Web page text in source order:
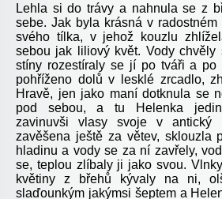
Lehla si do trávy a nahnula se z
sebe. Jak byla krásná v
svého tílka, v jehož kouzlu
sebou jak liliový květ. Vody chvěly
stíny rozestíraly se jí po tváři a po
pohříženo dolů v lesklé zrcadlo,
Hravě, jen jako maní dotknula se
pod sebou, a tu Helenka
zavinuvši vlasy svoje v antický
zavěšena ještě za větev, sklouzla
hladinu a vody se za ní zavřely,
se, teplou zlíbaly ji jako svou.
květiny z břehů kývaly na ni,
slaďounkým jakýmsi šeptem a